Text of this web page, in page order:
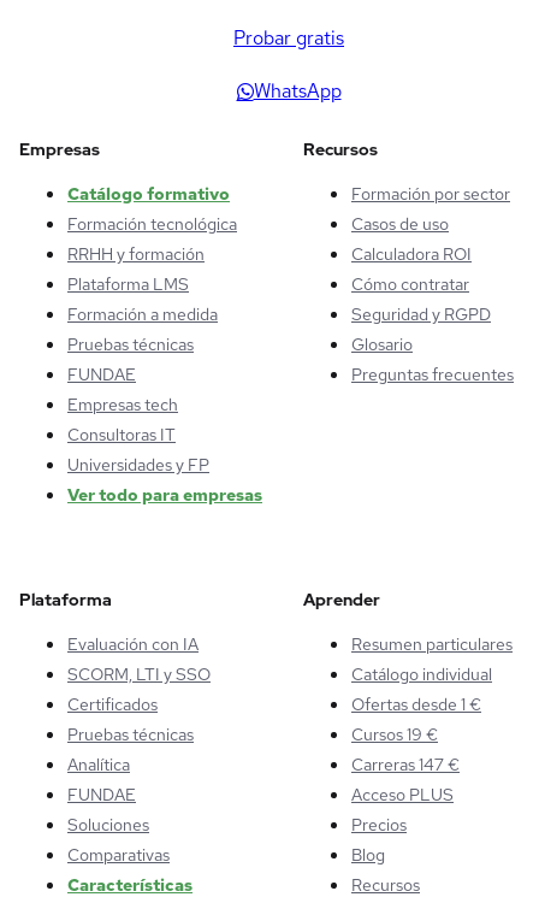
Probar gratis
WhatsApp
Empresas
Catálogo formativo
Formación tecnológica
RRHH y formación
Plataforma LMS
Formación a medida
Pruebas técnicas
FUNDAE
Empresas tech
Consultoras IT
Universidades y FP
Ver todo para empresas
Recursos
Formación por sector
Casos de uso
Calculadora ROI
Cómo contratar
Seguridad y RGPD
Glosario
Preguntas frecuentes
Plataforma
Evaluación con IA
SCORM, LTI y SSO
Certificados
Pruebas técnicas
Analítica
FUNDAE
Soluciones
Comparativas
Características
Aprender
Resumen particulares
Catálogo individual
Ofertas desde 1 €
Cursos 19 €
Carreras 147 €
Acceso PLUS
Precios
Blog
Recursos